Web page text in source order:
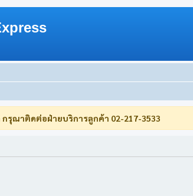
รุณาติดต่อฝ่ายบริการลูกค้า 02-217-3533